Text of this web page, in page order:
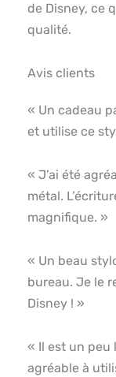
de Disney, ce
qualité.
Avis clients
« Un cadeau
et utilise ce
« J’ai été
métal.
magnifique. »
« Un beau
bureau. Je le
Disney ! »
« Il est un peu
agréable à